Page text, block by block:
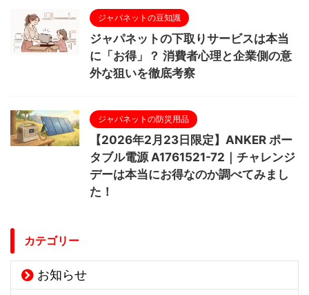
ジャパネットの豆知識
ジャパネットの下取りサービスは本当
に「お得」？ 消費者心理と企業側の意
外な狙いを徹底考察
ジャパネットの防災用品
【2026年2月23日限定】ANKER ポー
タブル電源 A1761521-72｜チャレンジ
デーは本当にお得なのか調べてみまし
た！
カテゴリー
お知らせ